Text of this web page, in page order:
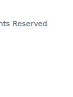
Reserved